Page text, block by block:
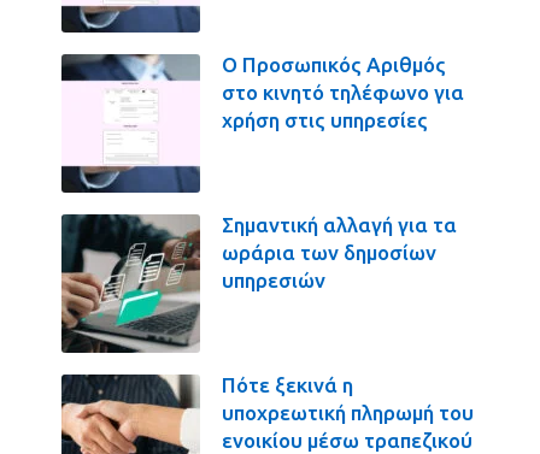
Ο Προσωπικός Αριθμός
στο κινητό τηλέφωνο για
χρήση στις υπηρεσίες
Σημαντική αλλαγή για τα
ωράρια των δημοσίων
υπηρεσιών
Πότε ξεκινά η
υποχρεωτική πληρωμή του
ενοικίου μέσω τραπεζικού